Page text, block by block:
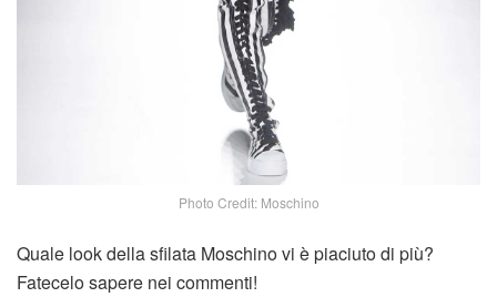
Photo Credit: Moschino
Quale look della sfilata Moschino vi è piaciuto di più?
Fatecelo sapere nei commenti!